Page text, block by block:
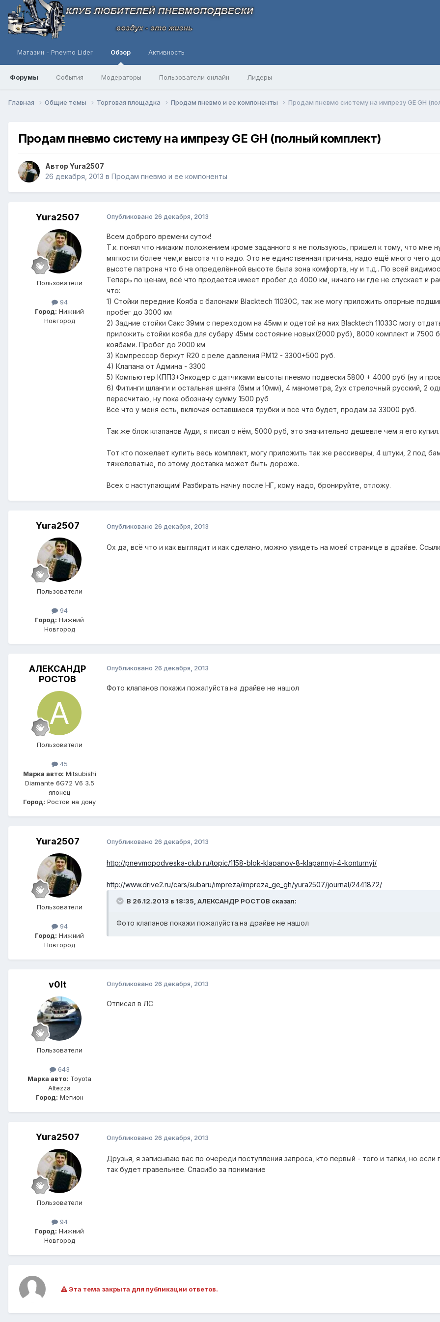
Магазин - Pnevmo Lider Обзор
Форумы События Модераторы Пользователи онлайн Лидеры
Активность
Главная Общие темы Торговая площадка Продам пневмо и ее компоненты Продам пневмо систему на импрезу GE GH
Продам пневмо систему на импрезу GE GH (полный комплект)
Автор Yura2507
26 декабря, 2013 в Продам пневмо и ее компоненты
Yura2507
Пользователи
94
Город: Нижний
Новгород
Опубликовано 26 декабря, 2013
Всем доброго времени суток!
Т.к. понял что никаким положением кроме заданного я не пользуюсь, пришел к тому, что мне
мягкости более чем,и высота что надо. Это не единственная причина, надо ещё много чего
высоте патрона что б на определённой высоте была зона комфорта, ну и т.д.. По всей
Теперь по ценам, всё что продается имеет пробег до 4000 км, ничего ни где не спускает и
что:
1) Стойки передние Кояба с балонами Blacktech 11030C, так же могу приложить опорные
пробег до 3000 км
2) Задние стойки Сакс 39мм с переходом на 45мм и одетой на них Blacktech 11033C могу
приложить стойки кояба для субару 45мм состояние новых(2000 руб), 8000 комплект и 7500
коябами. Пробег до 2000 км
3) Компрессор беркут R20 с реле давления РМ12 - 3300+500 руб.
4) Клапана от Админа - 3300
5) Компьютер КПП3+Энкодер с датчиками высоты пневмо подвески 5800 + 4000 руб (ну и
6) Фитинги шланги и остальная шняга (6мм и 10мм), 4 манометра, 2ух стрелочный русский, 2
пересчитаю, ну пока обозначу сумму 1500 руб
Всё что у меня есть, включая оставшиеся трубки и всё что будет, продам за 33000 руб.
Так же блок клапанов Ауди, я писал о нём, 5000 руб, это значительно дешевле чем я его купил.
Тот кто пожелает купить весь комплект, могу приложить так же рессиверы, 4 штуки, 2 под
тяжеловатые, по этому доставка может быть дороже.
Всех с наступающим! Разбирать начну после НГ, кому надо, бронируйте, отложу.
Yura2507
Пользователи
94
Город: Нижний
Новгород
Опубликовано 26 декабря, 2013
Ох да, всё что и как выглядит и как сделано, можно увидеть на моей странице в драйве.
АЛЕКСАНДР
РОСТОВ
Пользователи
45
Марка авто: Mitsubishi
Diamante 6G72 V6 3.5
японец
Город: Ростов на дону
Опубликовано 26 декабря, 2013
Фото клапанов покажи пожалуйста.на драйве не нашол
Yura2507
Пользователи
94
Город: Нижний
Новгород
Опубликовано 26 декабря, 2013
http://pnevmopodveska-club.ru/topic/1158-blok-klapanov-8-klapannyi-4-konturnyi/
http://www.drive2.ru/cars/subaru/impreza/impreza_ge_gh/yura2507/journal/2441872/
В 26.12.2013 в 18:35, АЛЕКСАНДР РОСТОВ сказал:
Фото клапанов покажи пожалуйста.на драйве не нашол
v0lt
Пользователи
643
Марка авто: Toyota
Altezza
Город: Мегион
Опубликовано 26 декабря, 2013
Отписал в ЛС
Yura2507
Пользователи
94
Город: Нижний
Новгород
Опубликовано 26 декабря, 2013
Друзья, я записываю вас по очереди поступления запроса, кто первый - того и тапки, но
так будет правельнее. Спасибо за понимание
Эта тема закрыта для публикации ответов.